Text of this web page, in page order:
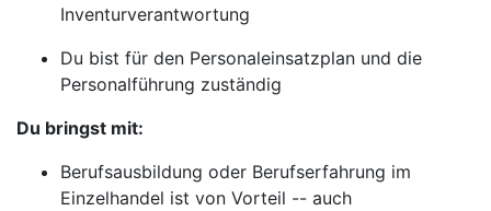
Inventurverantwortung
Du bist für den Personaleinsatzplan und die
Personalführung zuständig
Du bringst mit:
Berufsausbildung oder Berufserfahrung im
Einzelhandel ist von Vorteil -- auch